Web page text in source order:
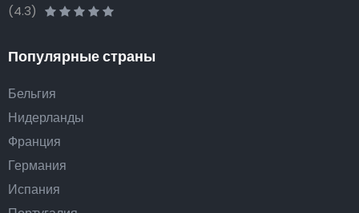
(4.3)
Популярные страны
Бельгия
Нидерланды
Франция
Германия
Испания